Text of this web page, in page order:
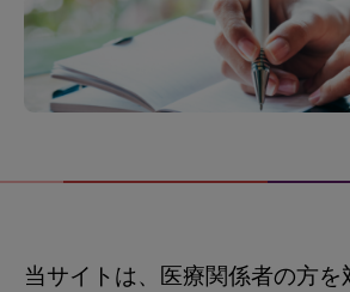
当サイトは、医療関係者の方を